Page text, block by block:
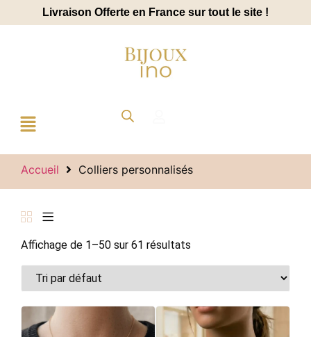
Livraison Offerte en France sur tout le site !
Accueil Colliers personnalisés
Affichage de 1–50 sur 61 résultats